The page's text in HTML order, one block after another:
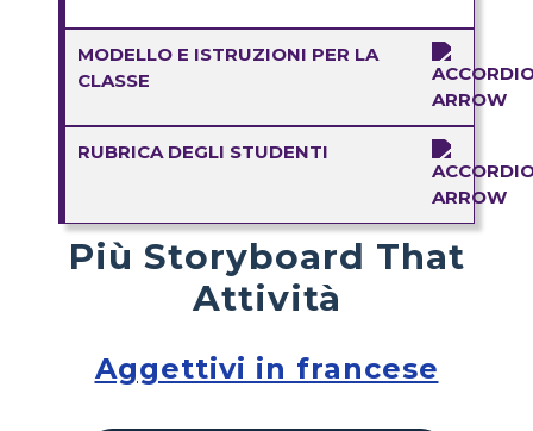
MODELLO E ISTRUZIONI PER LA
CLASSE
RUBRICA DEGLI STUDENTI
Più Storyboard That
Attività
Aggettivi in ​​francese